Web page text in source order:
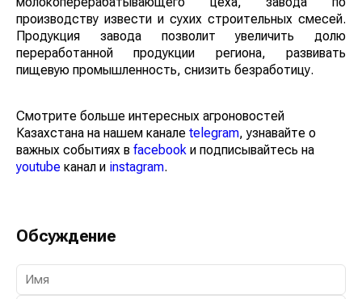
производству извести и сухих строительных смесей.
Продукция завода позволит увеличить долю
переработанной продукции региона, развивать
пищевую промышленность, снизить безработицу.
Смотрите больше интересных агроновостей
Казахстана на нашем канале telegram, узнавайте о
важных событиях в facebook и подписывайтесь на
youtube канал и instagram.
Обсуждение